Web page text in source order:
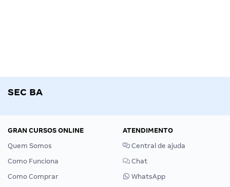
SEC BA
GRAN CURSOS ONLINE
Quem Somos
Como Funciona
Como Comprar
ATENDIMENTO
Central de ajuda
Chat
WhatsApp